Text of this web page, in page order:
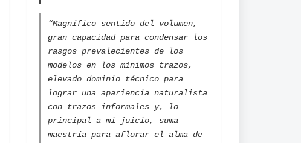
“Magnífico sentido del volumen,
gran capacidad para condensar los
rasgos prevalecientes de los
modelos en los mínimos trazos,
elevado dominio técnico para
lograr una apariencia naturalista
con trazos informales y, lo
principal a mi juicio, suma
maestría para aflorar el alma de